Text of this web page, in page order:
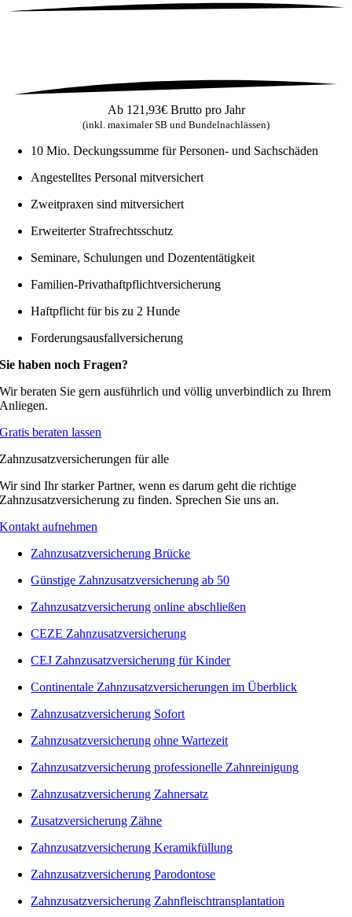
Ab 121,93€Brutto pro Jahr
(inkl. maximaler SB und Bundelnachlässen)
10 Mio. Deckungssumme für Personen- und Sachschäden
Angestelltes Personal mitversichert
Zweitpraxen sind mitversichert
Erweiterter Strafrechtsschutz
Seminare, Schulungen und Dozententätigkeit
Familien-Privathaftpflichtversicherung
Haftpflicht für bis zu 2 Hunde
Forderungsausfallversicherung
Sie haben noch Fragen?
Wir beraten Sie gern ausführlich und völlig unverbindlich zu Ihrem
Anliegen.
Gratis beraten lassen
Zahnzusatzversicherungen für alle
Wir sind Ihr starker Partner, wenn es darum geht die richtige
Zahnzusatzversicherung zu finden. Sprechen Sie uns an.
Kontakt aufnehmen
Zahnzusatzversicherung Brücke
Günstige Zahnzusatzversicherung ab 50
Zahnzusatzversicherung online abschließen
CEZE Zahnzusatzversicherung
CEJ Zahnzusatzversicherung für Kinder
Continentale Zahnzusatzversicherungen im Überblick
Zahnzusatzversicherung Sofort
Zahnzusatzversicherung ohne Wartezeit
Zahnzusatzversicherung professionelle Zahnreinigung
Zahnzusatzversicherung Zahnersatz
Zusatzversicherung Zähne
Zahnzusatzversicherung Keramikfüllung
Zahnzusatzversicherung Parodontose
Zahnzusatzversicherung Zahnfleischtransplantation